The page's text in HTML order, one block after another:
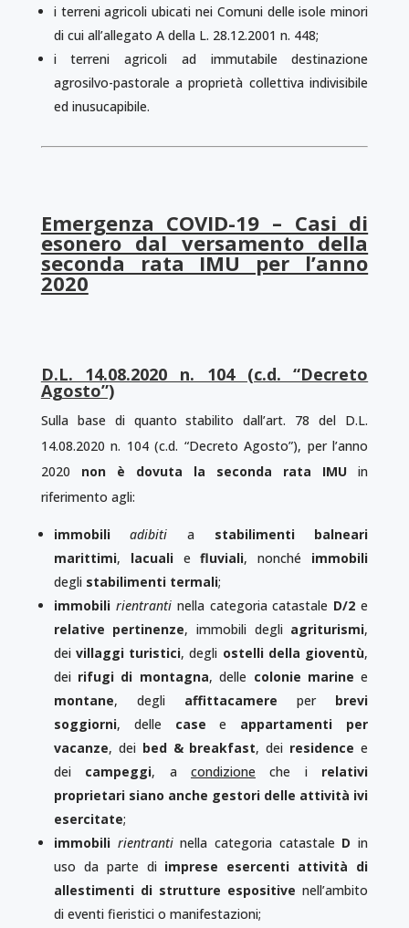
i terreni agricoli ubicati nei Comuni delle isole minori
di cui all’allegato A della L. 28.12.2001 n. 448;
i terreni agricoli ad immutabile destinazione
agrosilvo-pastorale a proprietà collettiva indivisibile
ed inusucapibile.
Emergenza COVID-19 – Casi di
esonero dal versamento della
seconda rata IMU per l’anno
2020
D.L. 14.08.2020 n. 104 (c.d. “Decreto
Agosto”)
Sulla base di quanto stabilito dall’art. 78 del D.L.
14.08.2020 n. 104 (c.d. “Decreto Agosto”), per l’anno
2020 non è dovuta la seconda rata IMU in
riferimento agli:
immobili adibiti a stabilimenti
balneari
marittimi, lacualiefluviali, nonché immobili
degli stabilimenti termali;
immobili rientrantinella categoria catastale D/2 e
relative pertinenze, immobili degli agriturismi,
deivillaggi turistici, degli ostelli della gioventù,
dei rifugi di montagna, delle colonie marine e
montane, degli affittacamere per brevi
soggiorni, delle case e appartamenti per
vacanze, dei bed & breakfast, dei residence e
dei campeggi, a condizione che i relativi
proprietari siano anche gestori delle attività ivi
esercitate;
immobili rientrantinella categoria catastale Din
uso da parte di imprese esercenti attività di
allestimenti di strutture espositive nell’ambito
di eventi fieristici o manifestazioni;